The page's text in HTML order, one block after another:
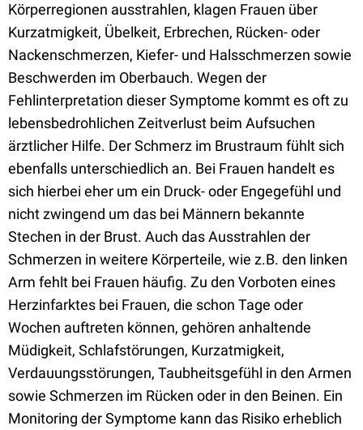
Körperregionen ausstrahlen, klagen Frauen über
Kurzatmigkeit, Übelkeit, Erbrechen, Rücken- oder
Nackenschmerzen, Kiefer- und Halsschmerzen sowie
Beschwerden im Oberbauch. Wegen der
Fehlinterpretation dieser Symptome kommt es oft zu
lebensbedrohlichen Zeitverlust beim Aufsuchen
ärztlicher Hilfe. Der Schmerz im Brustraum fühlt sich
ebenfalls unterschiedlich an. Bei Frauen handelt es
sich hierbei eher um ein Druck- oder Engegefühl und
nicht zwingend um das bei Männern bekannte
Stechen in der Brust. Auch das Ausstrahlen der
Schmerzen in weitere Körperteile, wie z.B. den linken
Arm fehlt bei Frauen häufig. Zu den Vorboten eines
Herzinfarktes bei Frauen, die schon Tage oder
Wochen auftreten können, gehören anhaltende
Müdigkeit, Schlafstörungen, Kurzatmigkeit,
Verdauungsstörungen, Taubheitsgefühl in den Armen
sowie Schmerzen im Rücken oder in den Beinen. Ein
Monitoring der Symptome kann das Risiko erheblich